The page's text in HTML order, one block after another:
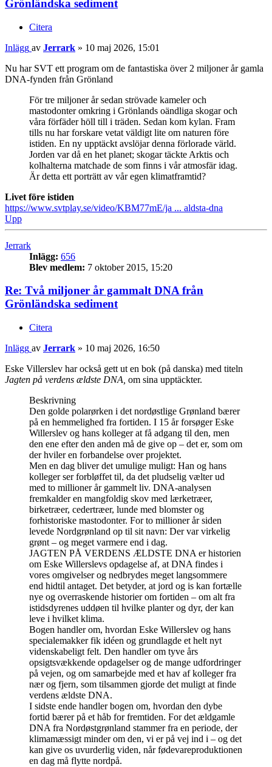
Grönländska sediment
Citera
Inlägg av Jerrark » 10 maj 2026, 15:01
Nu har SVT ett program om de fantastiska över 2 miljoner år gamla
DNA-fynden från Grönland
För tre miljoner år sedan strövade kameler och
mastodonter omkring i Grönlands oändliga skogar och
våra förfäder höll till i träden. Sedan kom kylan. Fram
tills nu har forskare vetat väldigt lite om naturen före
istiden. En ny upptäckt avslöjar denna förlorade värld.
Jorden var då en het planet; skogar täckte Arktis och
kolhalterna matchade de som finns i vår atmosfär idag.
Är detta ett porträtt av vår egen klimatframtid?
Livet före istiden
https://www.svtplay.se/video/KBM77mE/ja ... aldsta-dna
Upp
Jerrark
Inlägg: 656
Blev medlem: 7 oktober 2015, 15:20
Re: Två miljoner år gammalt DNA från
Grönländska sediment
Citera
Inlägg av Jerrark » 10 maj 2026, 16:50
Eske Villerslev har också gett ut en bok (på danska) med titeln
Jagten på verdens ældste DNA, om sina upptäckter.
Beskrivning
Den golde polarørken i det nordøstlige Grønland bærer
på en hemmelighed fra fortiden. I 15 år forsøger Eske
Willerslev og hans kolleger at få adgang til den, men
den ene efter den anden må de give op – det er, som om
der hviler en forbandelse over projektet.
Men en dag bliver det umulige muligt: Han og hans
kolleger ser forbløffet til, da det pludselig vælter ud
med to millioner år gammelt liv. DNA-analysen
fremkalder en mangfoldig skov med lærketræer,
birketræer, cedertræer, lunde med blomster og
forhistoriske mastodonter. For to millioner år siden
levede Nordgrønland op til sit navn: Der var virkelig
grønt – og meget varmere end i dag.
JAGTEN PÅ VERDENS ÆLDSTE DNA er historien
om Eske Willerslevs opdagelse af, at DNA findes i
vores omgivelser og nedbrydes meget langsommere
end hidtil antaget. Det betyder, at jord og is kan fortælle
nye og overraskende historier om fortiden – om alt fra
istidsdyrenes uddøen til hvilke planter og dyr, der kan
leve i hvilket klima.
Bogen handler om, hvordan Eske Willerslev og hans
specialemakker fik idéen og grundlagde et helt nyt
videnskabeligt felt. Den handler om tyve års
opsigtsvækkende opdagelser og de mange udfordringer
på vejen, og om samarbejde med et hav af kolleger fra
nær og fjern, som tilsammen gjorde det muligt at finde
verdens ældste DNA.
I sidste ende handler bogen om, hvordan den dybe
fortid bærer på et håb for fremtiden. For det ældgamle
DNA fra Nordøstgrønland stammer fra en periode, der
klimamæssigt minder om den, vi er på vej ind i – og det
kan give os uvurderlig viden, når fødevareproduktionen
en dag må flytte nordpå.